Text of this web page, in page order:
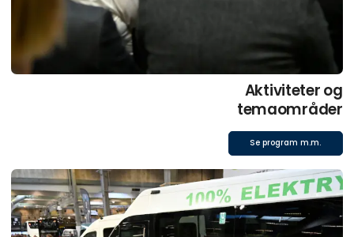
Aktiviteter og
temaområder
Se program m.m.